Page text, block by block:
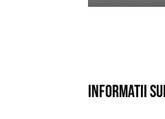
Informatii